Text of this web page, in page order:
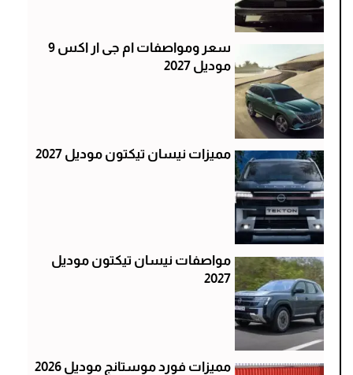
سعر ومواصفات ام جى ار اكس 9
موديل 2027
مميزات نيسان تيكتون موديل 2027
مواصفات نيسان تيكتون موديل
2027
مميزات فورد موستانج موديل 2026